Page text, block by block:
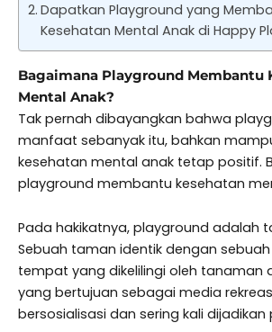
Dapatkan Playground yang
Kesehatan Mental Anak di Happy
Bagaimana Playground Membantu
Mental Anak?
Tak pernah dibayangkan bahwa
manfaat sebanyak itu, bahkan
kesehatan mental anak tetap positif.
playground membantu kesehatan
Pada hakikatnya, playground adalah
Sebuah taman identik dengan
tempat yang dikelilingi oleh tanaman
yang bertujuan sebagai media
bersosialisasi dan sering kali